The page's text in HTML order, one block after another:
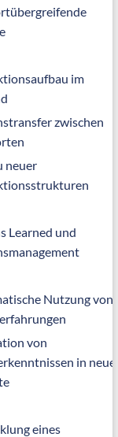
im
zwischen
neuer
Learned und
Nutzung von
von
in neue
eines